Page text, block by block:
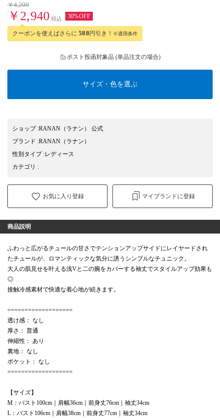
￥4,200
￥2,940 税込 30%OFF
クーポンを使えばさらに 588円引き！ ※適用条件
ポスト投函対象品 (単品注文の場合)
サイズ・色を選ぶ
ショップ:RANAN（ラナン） 公式
ブランド :RANAN （ラナン）
性別タイプ:レディース
カテゴリ :
お気に入り登録 マイブランドに登録
商品説明
ふわっと広がるチュールの甘さでテンションアップサイドにレイヤードされ
たチュールが、ロマンティックな気分に誘うシンプルなチュニック。
大人の肌見せを叶える浅Vと二の腕をカバーする袖丈でスタイルアップ効果も
◎
接触冷感素材で快適な着心地が続きます。
===================
透け感： なし
厚さ： 普通
伸縮性： あり
裏地： なし
ポケット： なし
===================
【サイズ】
M：バスト100cm｜肩幅36cm｜前身丈76cm｜袖丈34cm
L：バスト106cm｜肩幅38cm｜前身丈77cm｜袖丈34cm